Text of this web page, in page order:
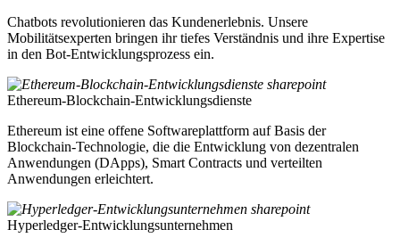
Chatbots revolutionieren das Kundenerlebnis. Unsere
Mobilitätsexperten bringen ihr tiefes Verständnis und ihre Expertise
in den Bot-Entwicklungsprozess ein.
Ethereum-Blockchain-Entwicklungsdienste
Ethereum ist eine offene Softwareplattform auf Basis der
Blockchain-Technologie, die die Entwicklung von dezentralen
Anwendungen (DApps), Smart Contracts und verteilten
Anwendungen erleichtert.
Hyperledger-Entwicklungsunternehmen